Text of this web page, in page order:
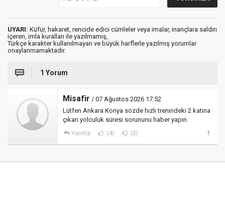
UYARI: Küfür, hakaret, rencide edici cümleler veya imalar, inançlara saldırı
içeren, imla kuralları ile yazılmamış,
Türkçe karakter kullanılmayan ve büyük harflerle yazılmış yorumlar
onaylanmamaktadır.
1 Yorum
Misafir / 07 Ağustos 2026 17:52
Lütfen Ankara Konya sözde hızlı trenindeki 2 katına
çıkan yolculuk süresi sorununu haber yapın.
Yanıtla (4) (0)